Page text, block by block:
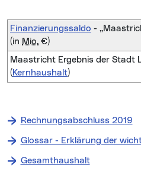
Finanzierungssaldo -
(in Mio. €)
Maastricht Ergebnis der Stadt
( Kernhaushalt)
Rechnungsabschluss 2019
Glossar - Erklärung der
Gesamthaushalt